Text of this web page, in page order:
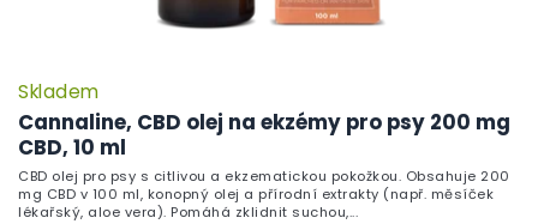
Cannaline, CBD olej na ekzémy pro psy 200 mg
CBD, 10 ml
Skladem
CBD olej pro psy s citlivou a ekzematickou pokožkou. Obsahuje 200
mg CBD v 100 ml, konopný olej a přírodní extrakty (např. měsíček
lékařský, aloe vera). Pomáhá zklidnit suchou,...